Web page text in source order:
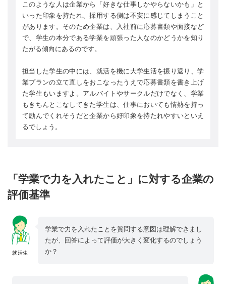
このような人は企業から「好きな仕事しかやらないかも」と
いった印象を持たれ、採用する側は不安に感じてしまうこと
があります。そのため企業は、入社前に応募書類や面接など
で、学生の本分である学業を頑張った人なのかどうかを知り
たがる傾向にあるのです。
担当した学生の中には、就活を機に大学生活を振り返り、学
業プランの立て直しをおこなったうえで応募書類を書き上げ
た学生もいますよ。アルバイトやサークルだけでなく、学業
もきちんとこなしてきた学生は、仕事においても情熱を持っ
て励んでくれそうだと企業から好印象を持たれやすいといえ
るでしょう。
「学業で力を入れたこと」に対する企業の
評価基準
就活生
学業で力を入れたことを質問する意図は理解できまし
たが、回答によって評価が大きく変化するのでしょう
か？